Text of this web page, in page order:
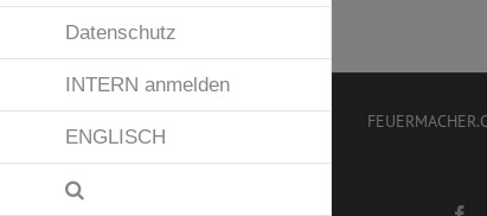
Datenschutz
INTERN anmelden
ENGLISCH